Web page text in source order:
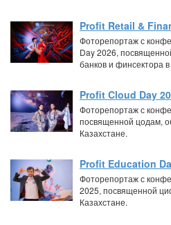
Profit Retail &
Фоторепортаж с
Day 2026,
банков и финсектора
Profit Cloud Day
Фоторепортаж с
посвященной цодам,
Казахстане.
Profit Education
Фоторепортаж с
2025, посвященной
Казахстане.